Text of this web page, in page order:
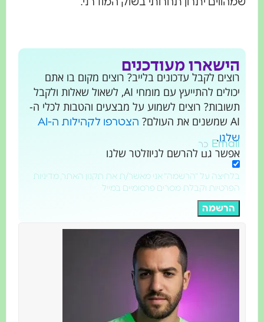
הישארו מעודכנים
רוצים לקבל עדכונים בלייב? רוצים מקום בו אתם
יכולים להתייעץ עם מומחי AI, לשאול שאלות ולקבל
תשובות? רוצים לשמוע על מבצעים והטבות לכלי ה-
AI שמשנים את העולם?
הצטרפו לקהילות ה-AI
שלנו.
אפשר גם להרשם לניוזלטר שלנו
Email
בלחיצה על "הרשמה" אני מאשר/ת את תקנון האתר, מדיניות
הפרטיות וקבלת מסרים פרסומיים במייל
הרשמה